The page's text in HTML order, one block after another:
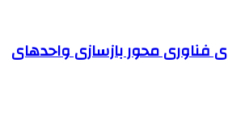
فناوری محور بازسازی واحدهای